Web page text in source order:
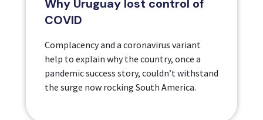
Why Uruguay lost control of
COVID
Complacency and a coronavirus variant
help to explain why the country, once a
pandemic success story, couldn’t withstand
the surge now rocking South America.